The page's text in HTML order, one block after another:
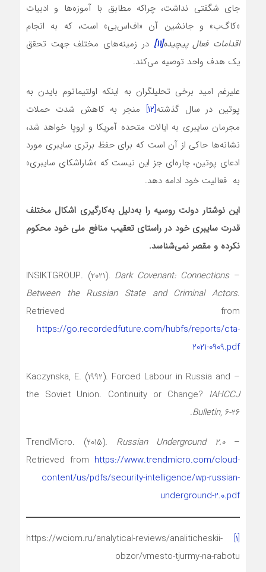
جای شگفتی نداشت، چراکه مطابق با آموزه‌ها و ادبیات
«کاگ‌ب» و جانشین آن «اف‌اس‌بی» است، که به انجام
اقدامات فعال پیچیده[۱۱]
در زمینه‌های مختلف جهت تحقق
یک هدف واحد توصیه‌ می‌کند.
علیرغم امید برخی تحلیلگران به اینکه اولتیماتوم بایدن به
پوتین در سال گذشته[۱۲]
منجر به کاهش شدت حملات
مجرمان سایبری به ایالات متحده آمریکا و اروپا خواهد شد،
نشانه‌ها حاکی از آن است که برای حفظ برتری سایبری مورد
ادعای پوتین، چاره‌ای جز این نیست که «شاراشکا‌ی سایبری»
به فعالیت خود ادامه دهد.
این نوشتار دولت روسیه را به‌دلیل به‌کار‌گیری اشکال مختلف
قدرت سایبری خود در راستای تعقیب منافع ملی خود محکوم
نکرده و مقصر نمی‌شناسد.
– INSIKTGROUP. (2021).
Dark Covenant: Connections
Between the Russian State and Criminal Actors.
Retrieved from
https://go.recordedfuture.com/hubfs/reports/cta-
2021-0909.pdf
– Kaczynska, E. (1992). Forced Labour in Russia and
the Soviet Union. Continuity or Change? IAHCCJ
Bulletin, 6-26.
– TrendMicro. (2015).
Russian Underground 2.0
Retrieved from https://www.trendmicro.com/cloud-
content/us/pdfs/security-intelligence/wp-russian-
underground-2.0.pdf
[۱]
https://wciom.ru/analytical-reviews/analiticheskii-
obzor/vmesto-tjurmy-na-rabotu